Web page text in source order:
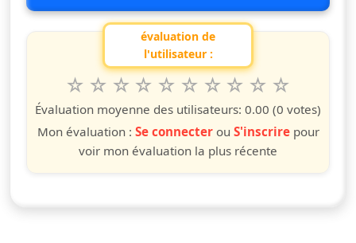
évaluation de
l'utilisateur :
questo spettacolo da 1 a 10 étoiles
10
étoiles
9
étoiles
8
étoiles
7
étoiles
6
étoiles
5
étoiles
4
étoiles
3
étoiles
2
étoiles
étoile
Évaluation moyenne des utilisateurs: 0.00 (0 votes)
Mon évaluation : Se connecterou S'inscrirepour
voir mon évaluation la plus récente